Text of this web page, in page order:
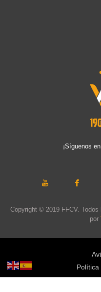
¡Síguenos
Copyright © 2019 FFCV.
por
Política